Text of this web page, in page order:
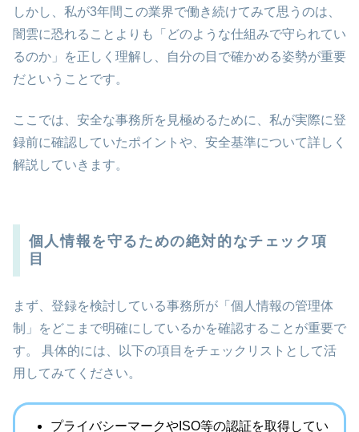
しかし、私が3年間この業界で働き続けてみて思うのは、
闇雲に恐れることよりも「どのような仕組みで守られてい
るのか」を正しく理解し、自分の目で確かめる姿勢が重要
だということです。
ここでは、安全な事務所を見極めるために、私が実際に登
録前に確認していたポイントや、安全基準について詳しく
解説していきます。
個人情報を守るための絶対的なチェック項
目
まず、登録を検討している事務所が「個人情報の管理体
制」をどこまで明確にしているかを確認することが重要で
す。 具体的には、以下の項目をチェックリストとして活
用してみてください。
プライバシーマークやISO等の認証を取得してい